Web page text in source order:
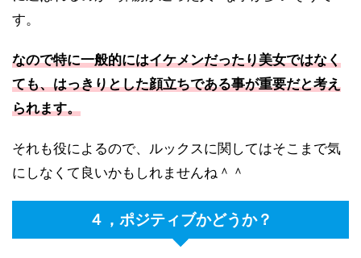
す。
なので特に一般的にはイケメンだったり美女ではなく
ても、はっきりとした顔立ちである事が重要だと考え
られます。
それも役によるので、ルックスに関してはそこまで気
にしなくて良いかもしれませんね＾＾
４，ポジティブかどうか？